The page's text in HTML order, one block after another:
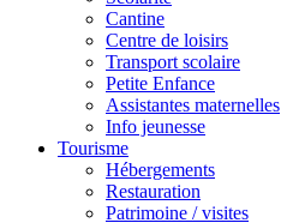
Cantine
Centre de loisirs
Transport scolaire
Petite Enfance
Assistantes maternelles
Info jeunesse
Tourisme
Hébergements
Restauration
Patrimoine / visites